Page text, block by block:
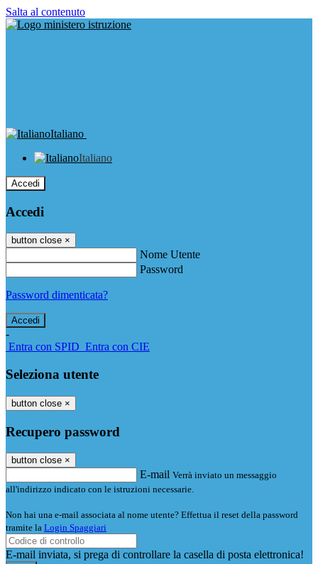
Salta al contenuto
Italiano
Italiano
Accedi
Accedi
button close ×
Nome Utente
Password
Password dimenticata?
-
Entra con SPID Entra con CIE
Seleziona utente
button close ×
Recupero password
button close ×
E-mail Verrà inviato un messaggio
all'indirizzo indicato con le istruzioni necessarie.
Non hai una e-mail associata al nome utente? Effettua il reset della password
tramite la Login Spaggiari
E-mail inviata, si prega di controllare la casella di posta elettronica!